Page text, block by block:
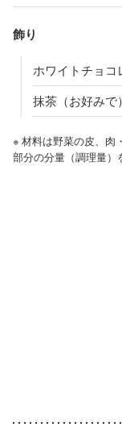
飾り
ホワイトチョコ
抹茶（お好みで）
※ 材料は野菜の皮、肉
部分の分量（調理量）